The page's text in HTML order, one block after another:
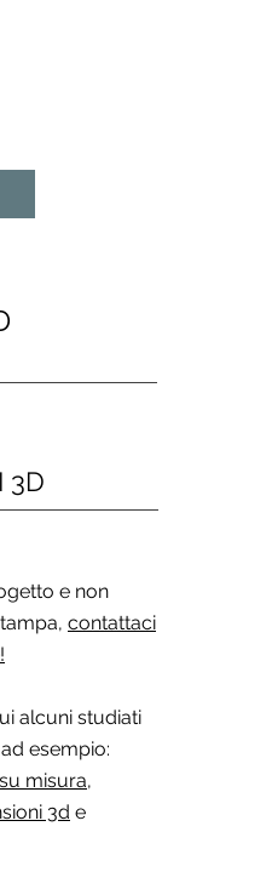
3D
e non
contattaci
alcuni studiati
esempio:
misura,
3d e